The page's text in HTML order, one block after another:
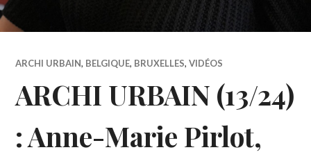
ARCHI URBAIN, BELGIQUE, BRUXELLES,VIDÉOS
ARCHI URBAIN (13/24)
: Anne-Marie Pirlot,